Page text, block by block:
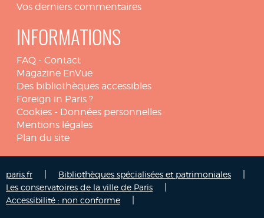
Vos derniers commentaires
INFORMATIONS
FAQ - Contact
Magazine EnVue
Des bibliothèques accessibles
Foreign in Paris ?
Cookies - Données personnelles
Mentions légales
Plan du site
paris.fr Bibliothèques spécialisées et patrimoniales
Les conservatoires de la ville de Paris
Accessibilité : non conforme